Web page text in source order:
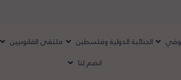
الجنائية الدولية وفلسطين ملتقى القانونيين
انضم لنا